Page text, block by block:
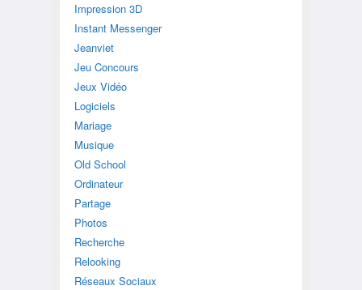
Impression 3D
Instant Messenger
Jeanviet
Jeu Concours
Jeux Vidéo
Logiciels
Mariage
Musique
Old School
Ordinateur
Partage
Photos
Recherche
Relooking
Réseaux Sociaux